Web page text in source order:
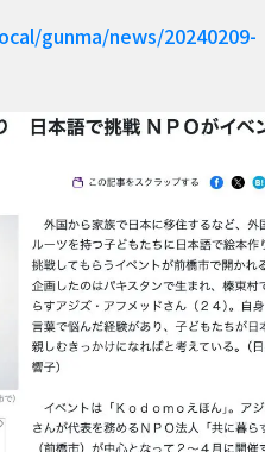
gunma/news/20240209-